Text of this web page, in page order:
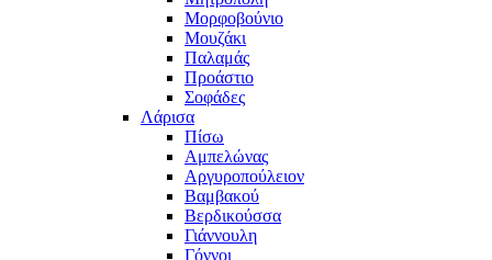
Μορφοβούνιο
Μουζάκι
Παλαμάς
Προάστιο
Σοφάδες
Λάρισα
Πίσω
Αμπελώνας
Αργυροπούλειον
Βαμβακού
Βερδικούσσα
Γιάννουλη
Γόννοι